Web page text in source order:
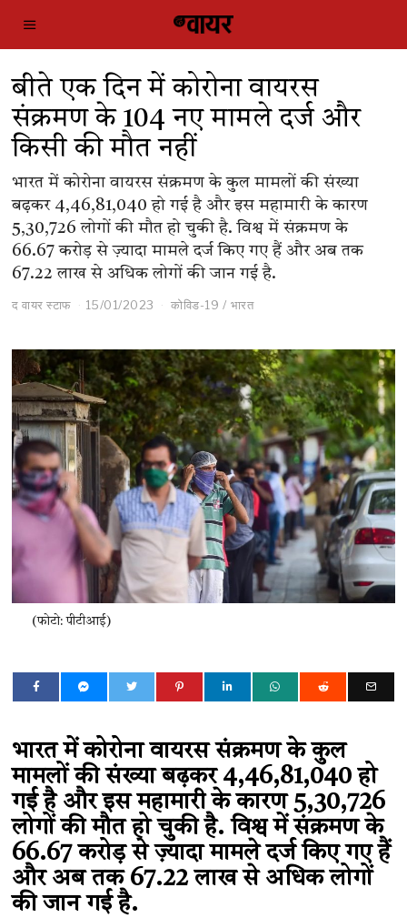
बीते एक दिन में कोरोना वायरस
संक्रमण के 104 नए मामले दर्ज और
किसी की मौत नहीं
भारत में कोरोना वायरस संक्रमण के कुल मामलों की संख्या
बढ़कर 4,46,81,040 हो गई है और इस महामारी के कारण
5,30,726 लोगों की मौत हो चुकी है. विश्व में संक्रमण के
66.67 करोड़ से ज़्यादा मामले दर्ज किए गए हैं और अब तक
67.22 लाख से अधिक लोगों की जान गई है.
द वायर स्टाफ 15/01/2023 कोविड-19 / भारत
(फोटो: पीटीआई)
भारत में कोरोना वायरस संक्रमण के कुल
मामलों की संख्या बढ़कर 4,46,81,040 हो
गई है और इस महामारी के कारण 5,30,726
लोगों की मौत हो चुकी है. विश्व में संक्रमण के
66.67 करोड़ से ज़्यादा मामले दर्ज किए गए हैं
और अब तक 67.22 लाख से अधिक लोगों
की जान गई है.